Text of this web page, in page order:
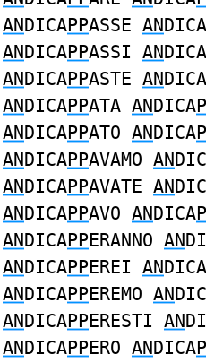
ANDICAPPASSE ANDICA
ANDICAPPASSI ANDICA
ANDICAPPASTE ANDICA
ANDICAPPATA ANDICA
ANDICAPPATO ANDICA
ANDICAPPAVAMO AN
ANDICAPPAVATE AN
ANDICAPPAVO ANDICA
ANDICAPPERANNO AN
ANDICAPPEREI ANDICA
ANDICAPPEREMO AN
ANDICAPPERESTI AN
ANDICAPPERO ANDICA